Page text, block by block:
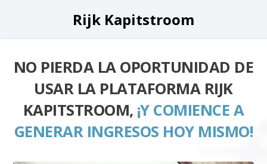
Rijk Kapitstroom
NO PIERDA LA OPORTUNIDAD DE
USAR LA PLATAFORMA RIJK
KAPITSTROOM, ¡Y COMIENCE A
GENERAR INGRESOS HOY MISMO!